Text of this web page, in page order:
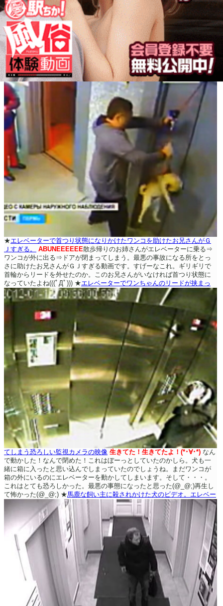
★エレベーターで首つり状態になりかけたワンコを助けたお兄さんがＧ
Ｊすぎる。
ABUNEEEEEE散歩帰りのお姉さんがエレベーターに乗る⇒
ワンコが外に出る⇒ドアが閉まってしまう。最悪の事故になる所をとっ
さに助けたお兄さんがＧＪすぎる動画です。すげーなこれ。ギリギリで
首輪からリードを外せたのか。このお兄さんがいなければ首つり状態に
なっていたよね(((ﾟДﾟ))) ★エレベーターでワンちゃんのリードが挟まっ
てしまう恐ろしい監視カメラの映像 生きてた！生きてたよ！(*･∀･*) なん
で動かした！なんで閉めた！これはぼーっとしていたのかしら。犬も一
緒に箱に入ったと思い込んでしまっていたのでしょうね。まだワンコが
箱の外にいるのにエレベーターを動かしてしまいます。そして・・・。
これはとても恐ろしかった。最悪の事態になったと思った(@_@;)再生し
て怖かった(@_@;) ★馬鹿な飼い主に殺されかけた犬のビデオ。エレベー